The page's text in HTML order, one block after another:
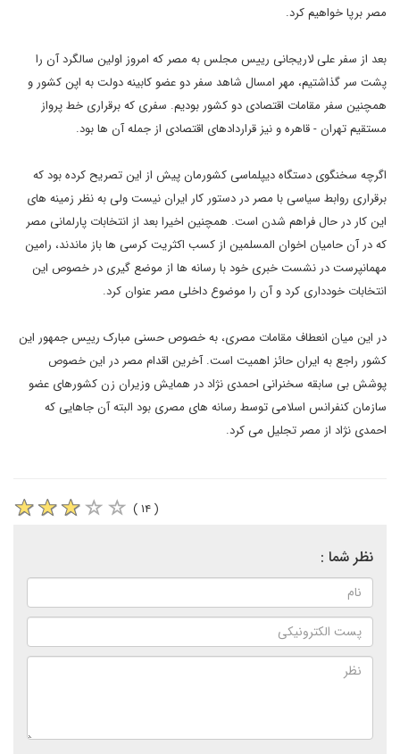
مصر برپا خواهیم کرد.
بعد از سفر علی لاریجانی رییس مجلس به مصر که امروز اولین سالگرد آن را
پشت سر گذاشتیم، مهر امسال شاهد سفر دو عضو کابینه دولت به اپن کشور و
همچنین سفر مقامات اقتصادی دو کشور بودیم. سفری که برقراری خط پرواز
مستقیم تهران - قاهره و نیز قراردادهای اقتصادی از جمله آن ها بود.
اگرچه سخنگوی دستگاه دیپلماسی کشورمان پیش از این تصریح کرده بود که
برقراری روابط سیاسی با مصر در دستور کار ایران نیست ولی به نظر زمینه های
این کار در حال فراهم شدن است. همچنین اخیرا بعد از انتخابات پارلمانی مصر
که در آن حامیان اخوان المسلمین از کسب اکثریت کرسی ها باز ماندند، رامین
مهمانپرست در نشست خبری خود با رسانه ها از موضع گیری در خصوص این
انتخابات خودداری کرد و آن را موضوع داخلی مصر عنوان کرد.
در این میان انعطاف مقامات مصری، به خصوص حسنی مبارک رییس جمهور این
کشور راجع به ایران حائز اهمیت است. آخرین اقدام مصر در این خصوص
پوشش بی سابقه سخنرانی احمدی نژاد در همایش وزیران زن کشورهای عضو
سازمان کنفرانس اسلامی توسط رسانه های مصری بود البته آن جاهایی که
احمدی نژاد از مصر تجلیل می کرد.
( ۱۴ )
نظر شما :